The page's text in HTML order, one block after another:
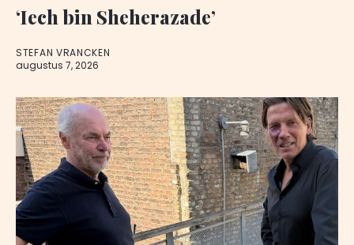
‘Iech bin Sheherazade’
STEFAN VRANCKEN
augustus 7, 2026